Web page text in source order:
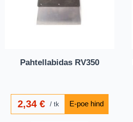
Pahtellabidas RV350
2,34€ tk